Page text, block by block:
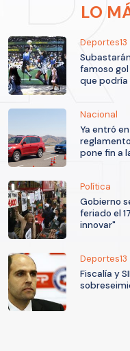
LO
Deportes13
famoso gol
que podría
Nacional
Ya entró
pone fin a
Política
Gobierno
feriado el
innovar"
Deportes13
Fiscalía y